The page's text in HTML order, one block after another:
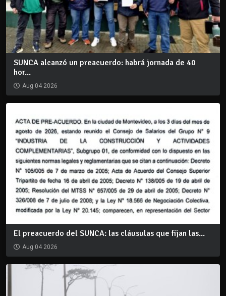
SUNCA alcanzó un preacuerdo: habrá jornada de 40
hor...
Aug 04 2026
El preacuerdo del SUNCA: las cláusulas que fijan las...
Aug 04 2026